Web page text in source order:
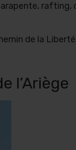
rafting,
de la
l’Ariège